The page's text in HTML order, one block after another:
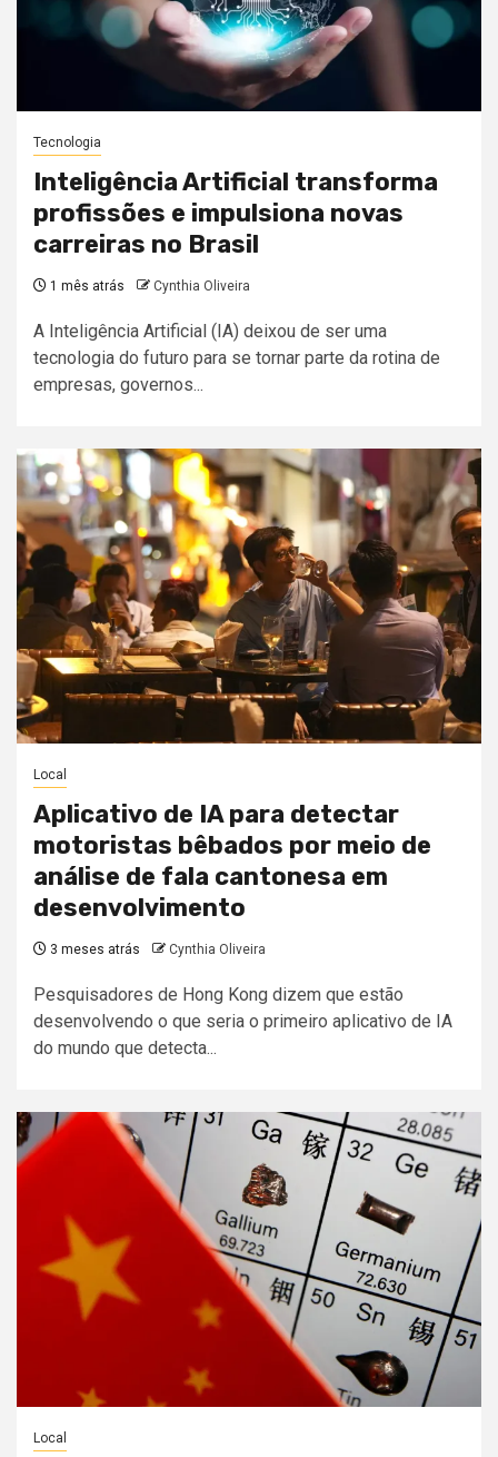
Tecnologia
Inteligência Artificial transforma
profissões e impulsiona novas
carreiras no Brasil
1 mês atrás Cynthia Oliveira
A Inteligência Artificial (IA) deixou de ser uma
tecnologia do futuro para se tornar parte da rotina de
empresas, governos...
Local
Aplicativo de IA para detectar
motoristas bêbados por meio de
análise de fala cantonesa em
desenvolvimento
3 meses atrás Cynthia Oliveira
Pesquisadores de Hong Kong dizem que estão
desenvolvendo o que seria o primeiro aplicativo de IA
do mundo que detecta...
Local